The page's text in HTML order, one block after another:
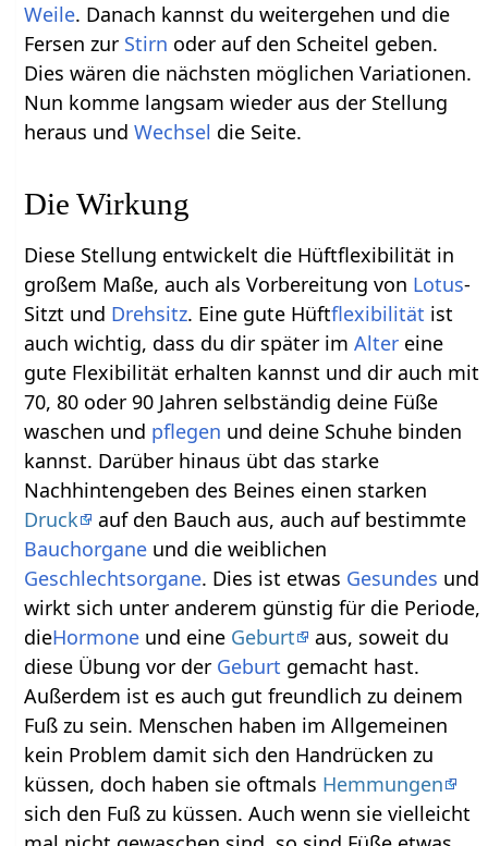
Weile. Danach kannst du weitergehen und die
Fersen zur Stirn oder auf den Scheitel geben.
Dies wären die nächsten möglichen Variationen.
Nun komme langsam wieder aus der Stellung
heraus undWechsel die Seite.
Die Wirkung
Diese Stellung entwickelt die Hüftflexibilität in
großem Maße, auch als Vorbereitung von Lotus-
Sitzt und Drehsitz. Eine gute Hüftflexibilität ist
auch wichtig, dass du dir später imAlter eine
gute Flexibilität erhalten kannst und dir auch mit
70, 80 oder 90 Jahren selbständig deine Füße
waschen und pflegen und deine Schuhe binden
kannst. Darüber hinaus übt das starke
Nachhintengeben des Beines einen starken
Druck
auf den Bauch aus, auch auf bestimmte
Bauchorgane und die weiblichen
Geschlechtsorgane. Dies ist etwas Gesundes und
wirkt sich unter anderem günstig für die Periode,
dieHormone und eine Geburt
aus, soweit du
diese Übung vor der Geburt gemacht hast.
Außerdem ist es auch gut freundlich zu deinem
Fuß zu sein. Menschen haben im Allgemeinen
kein Problem damit sich den Handrücken zu
küssen, doch haben sie oftmals Hemmungen
sich den Fuß zu küssen. Auch wenn sie vielleicht